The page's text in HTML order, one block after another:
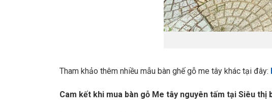
Tham khảo thêm nhiều mẫu bàn ghế gỗ me tây khác tại đây:
Cam kết khi mua bàn gỗ Me tây nguyên tấm tại Siêu thị